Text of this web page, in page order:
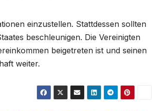
einzustellen. Stattdessen sollten
beschleunigen. Die Vereinigten
beigetreten ist und seinen
weiter.